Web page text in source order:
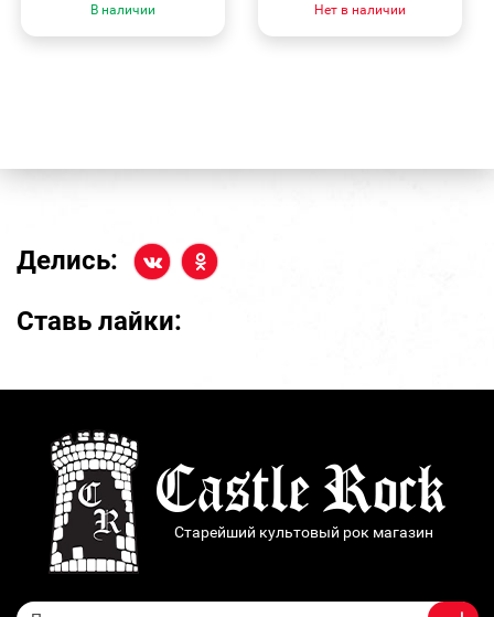
В наличии Нет в наличии
Делись:
Ставь лайки:
Старейший культовый рок магазин